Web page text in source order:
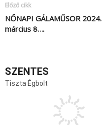
Előző cikk
NŐNAPI GÁLAMŰSOR 2024.
március 8….
SZENTES
Tiszta Égbolt